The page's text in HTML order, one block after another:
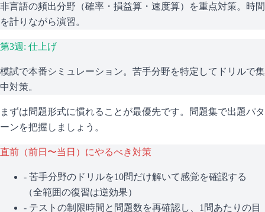
非言語の頻出分野（確率・損益算・速度算）を重点対策。時間
を計りながら演習。
第3週: 仕上げ
模試で本番シミュレーション。苦手分野を特定してドリルで集
中対策。
まずは問題形式に慣れることが最優先です。問題集で出題パタ
ーンを把握しましょう。
直前（前日〜当日）にやるべき対策
- 苦手分野のドリルを10問だけ解いて感覚を確認する
（全範囲の復習は逆効果）
- テストの制限時間と問題数を再確認し、1問あたりの目